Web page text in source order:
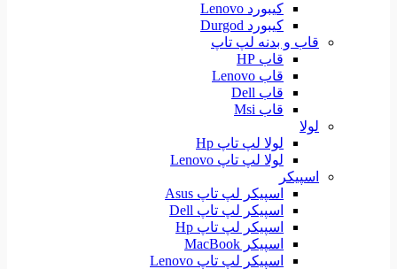
کیبورد Lenovo
کیبورد Durgod
قاب و بدنه لپ تاپ
قاب HP
قاب Lenovo
قاب Dell
قاب Msi
لولا
لولا لپ تاپ Hp
لولا لپ تاپ Lenovo
اسپیکر
اسپیکر لپ تاپ Asus
اسپیکر لپ تاپ Dell
اسپیکر لپ تاپ Hp
اسپیکر MacBook
اسپیکر لپ تاپ Lenovo